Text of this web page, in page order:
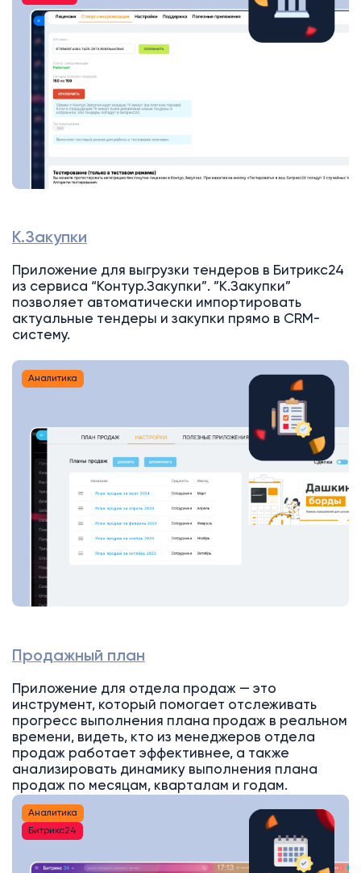
К.Закупки
Приложение для выгрузки тендеров в Битрикс24
из сервиса “Контур.Закупки”. ”К.Закупки”
позволяет автоматически импортировать
актуальные тендеры и закупки прямо в CRM-
систему.
Аналитика
Продажный план
Приложение для отдела продаж — это
инструмент, который помогает отслеживать
прогресс выполнения плана продаж в реальном
времени, видеть, кто из менеджеров отдела
продаж работает эффективнее, а также
анализировать динамику выполнения плана
продаж по месяцам, кварталам и годам.
Аналитика
Битрикс24